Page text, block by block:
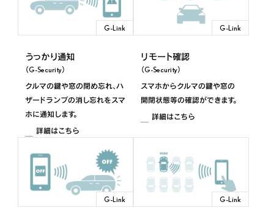
RC F
2020年9月～2025年11月
G-Link
うっかり通知
（G-Security）
クルマの鍵や窓の閉め忘れ、ハ
ザードランプの消し忘れをスマ
ホに通知します。
詳細はこちら
G-Link
リモート確認
（G-Security）
スマホからクルマの鍵や窓の
開閉状態等の確認ができます。
詳細はこちら
G-Link G-Link